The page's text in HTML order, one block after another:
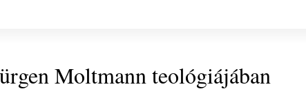
Moltmann teológiájában